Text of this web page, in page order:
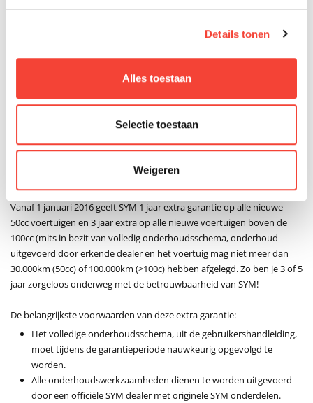
Details tonen
Alles toestaan
Selectie toestaan
Weigeren
het praktische gebruiksgemak en de betrouwbare 4-takt motor is dit
voor de klasse A uitvoering (25 km/u) of de klasse B uitvoering (45
Naast de 2 jaar fabrieksgarantie op alle scooters en
zorgeloos onderweg met de betrouwbaarheid van SYM!
Vanaf 1 januari 2016 geeft SYM 1 jaar extra garantie op alle nieuwe
50cc voertuigen en 3 jaar extra op alle nieuwe voertuigen boven de
100cc (mits in bezit van volledig onderhoudsschema, onderhoud
uitgevoerd door erkende dealer en het voertuig mag niet meer dan
30.000km (50cc) of 100.000km (>100c) hebben afgelegd. Zo ben je 3 of 5
jaar zorgeloos onderweg met de betrouwbaarheid van SYM!
De belangrijkste voorwaarden van deze extra garantie:
Het volledige onderhoudsschema, uit de gebruikershandleiding,
moet tijdens de garantieperiode nauwkeurig opgevolgd te
worden.
Alle onderhoudswerkzaamheden dienen te worden uitgevoerd
door een officiële SYM dealer met originele SYM onderdelen.